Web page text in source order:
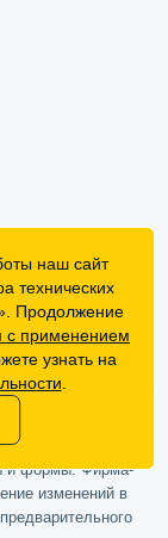
- 2026
не
Статьи 437
передавать
и
и формы. Фирма-
изменений в
наш сайт
технических
Продолжение
с применением
узнать на